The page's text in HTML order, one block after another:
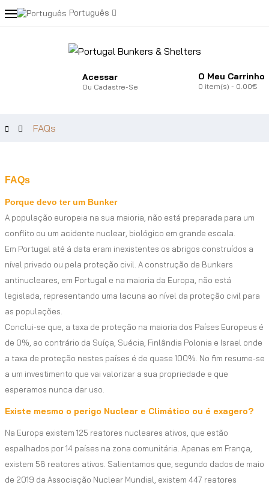
Português
Acessar
Ou Cadastre-Se
O Meu Carrinho
0 item(s) - 0.00€
FAQs
FAQs
Porque devo ter um Bunker
A população europeia na sua maioria, não está preparada para um
conflito ou um acidente nuclear, biológico em grande escala.
Em Portugal até á data eram inexistentes os abrigos construídos a
nível privado ou pela proteção civil. A construção de Bunkers
antinucleares, em Portugal e na maioria da Europa, não está
legislada, representando uma lacuna ao nível da proteção civil para
as populações.
Conclui-se que, a taxa de proteção na maioria dos Países Europeus é
de 0%, ao contrário da Suíça, Suécia, Finlândia Polonia e Israel onde
a taxa de proteção nestes países é de quase 100%. No fim resume-se
a um investimento que vai valorizar a sua propriedade e que
esperamos nunca dar uso.
Existe mesmo o perigo Nuclear e Climático ou é exagero?
Na Europa existem 125 reatores nucleares ativos, que estão
espalhados por 14 países na zona comunitária. Apenas em França,
existem 56 reatores ativos. Salientamos que, segundo dados de maio
de 2019 da Associação Nuclear Mundial, existem 447 reatores